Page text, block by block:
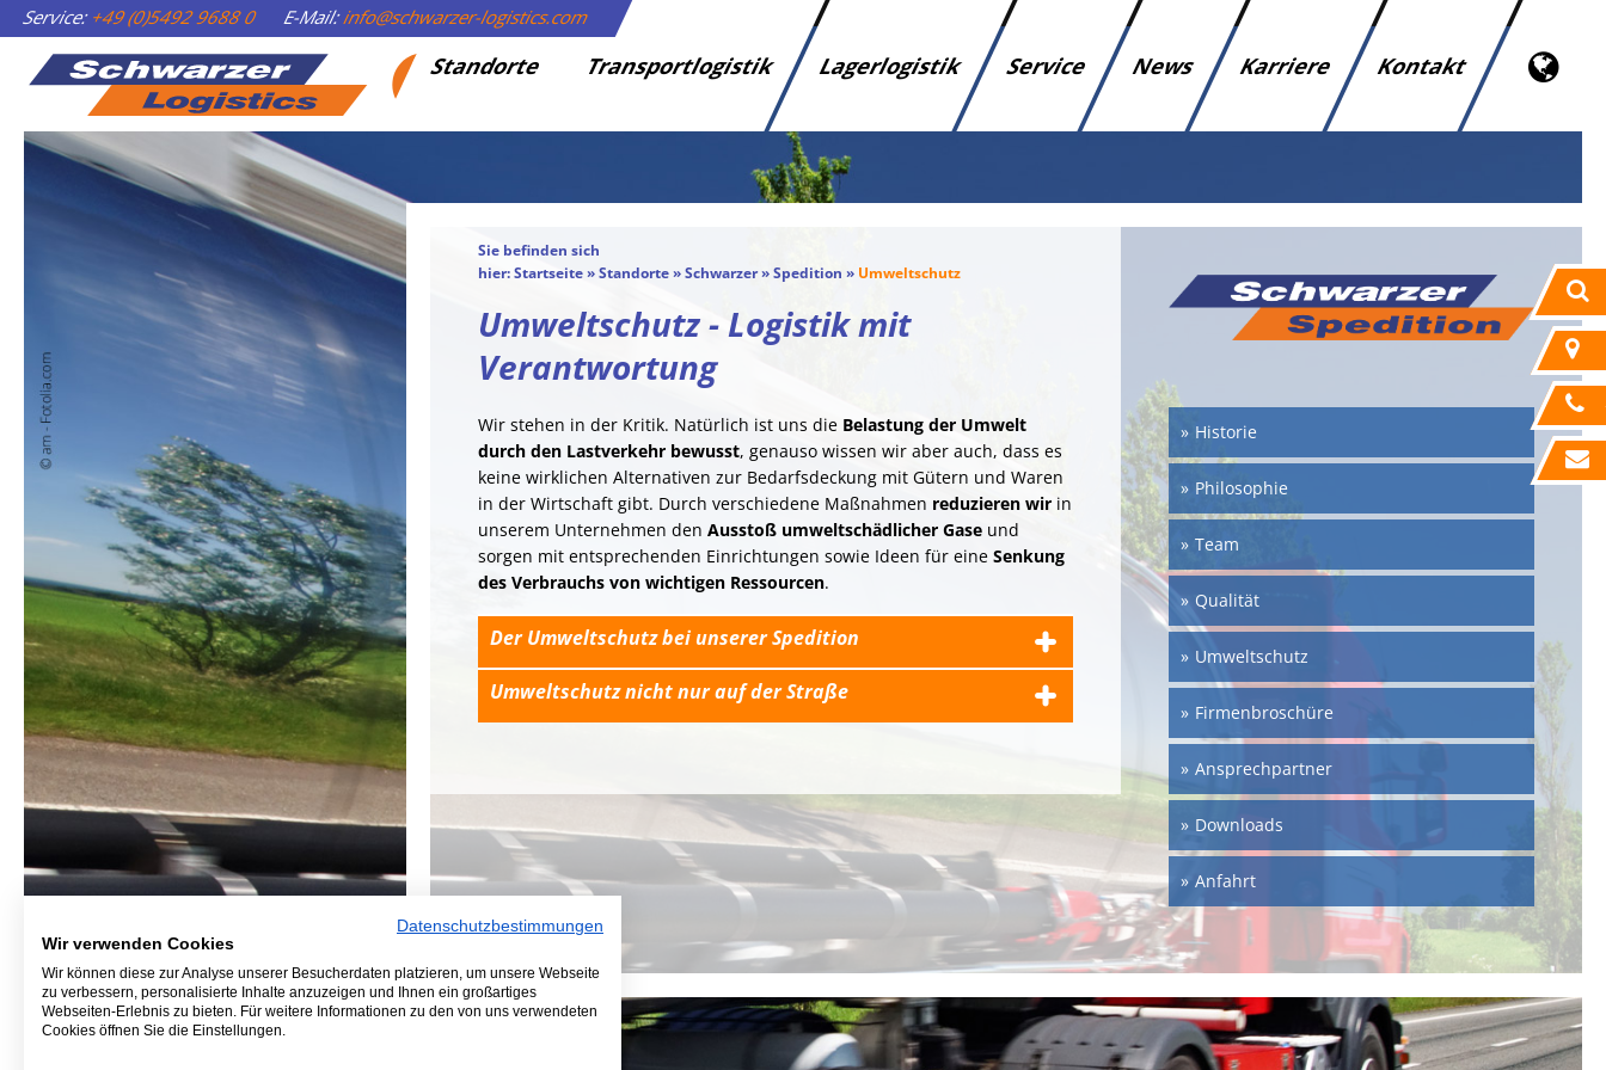
Service:+49 (0)5492 9688 0 E-Mail:info@schwarzer-logistics.com
Standorte Transportlogistik Lagerlogistik Service News Karriere Kontakt
Sie befinden sich
hier:Startseite»Standorte»Schwarzer»Spedition » Umweltschutz
Umweltschutz - Logistik mit
Verantwortung
Wir stehen in der Kritik. Natürlich ist uns die Belastung der Umwelt
durch den Lastverkehr bewusst, genauso wissen wir aber auch, dass es
keine wirklichen Alternativen zur Bedarfsdeckung mit Gütern und Waren
in der Wirtschaft gibt. Durch verschiedene Maßnahmen reduzieren wir in
unserem Unternehmen den Ausstoß umweltschädlicher Gase und
sorgen mit entsprechenden Einrichtungen sowie Ideen für eine Senkung
des Verbrauchs von wichtigen Ressourcen.
Der Umweltschutz bei unserer Spedition
Umweltschutz nicht nur auf der Straße
Historie
Philosophie
Team
Qualität
Umweltschutz
Firmenbroschüre
Ansprechpartner
Downloads
Anfahrt
Datenschutzbestimmungen
Wir verwenden Cookies
Wir können diese zur Analyse unserer Besucherdaten platzieren, um unsere Webseite
zu verbessern, personalisierte Inhalte anzuzeigen und Ihnen ein großartiges
Webseiten-Erlebnis zu bieten. Für weitere Informationen zu den von uns verwendeten
Cookies öffnen Sie die Einstellungen.